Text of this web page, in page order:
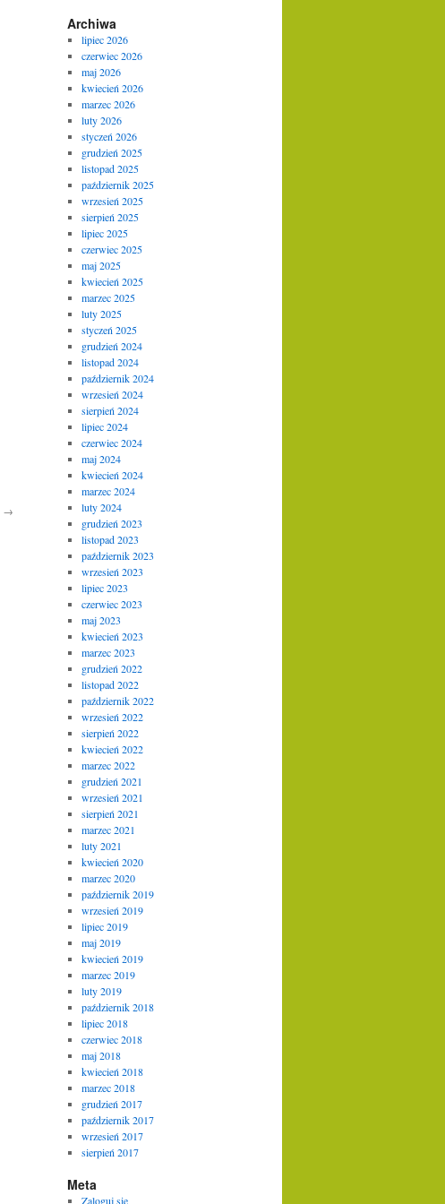
→
Archiwa
lipiec 2026
czerwiec 2026
maj 2026
kwiecień 2026
marzec 2026
luty 2026
styczeń 2026
grudzień 2025
listopad 2025
październik 2025
wrzesień 2025
sierpień 2025
lipiec 2025
czerwiec 2025
maj 2025
kwiecień 2025
marzec 2025
luty 2025
styczeń 2025
grudzień 2024
listopad 2024
październik 2024
wrzesień 2024
sierpień 2024
lipiec 2024
czerwiec 2024
maj 2024
kwiecień 2024
marzec 2024
luty 2024
grudzień 2023
listopad 2023
październik 2023
wrzesień 2023
lipiec 2023
czerwiec 2023
maj 2023
kwiecień 2023
marzec 2023
grudzień 2022
listopad 2022
październik 2022
wrzesień 2022
sierpień 2022
kwiecień 2022
marzec 2022
grudzień 2021
wrzesień 2021
sierpień 2021
marzec 2021
luty 2021
kwiecień 2020
marzec 2020
październik 2019
wrzesień 2019
lipiec 2019
maj 2019
kwiecień 2019
marzec 2019
luty 2019
październik 2018
lipiec 2018
czerwiec 2018
maj 2018
kwiecień 2018
marzec 2018
grudzień 2017
październik 2017
wrzesień 2017
sierpień 2017
Meta
Zaloguj się